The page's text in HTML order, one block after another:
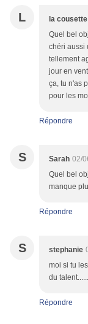
L la cousette
Quel bel
chéri aussi
tellement
jour en
ça, tu n'as
pour les
Répondre
S Sarah 02/
Quel bel
manque
Répondre
S stephanie
moi si tu
du
Répondre